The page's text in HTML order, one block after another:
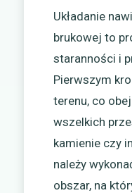
Układanie
brukowej to
staranności i
Pierwszym
terenu, co
wszelkich
kamienie czy
należy
obszar, na